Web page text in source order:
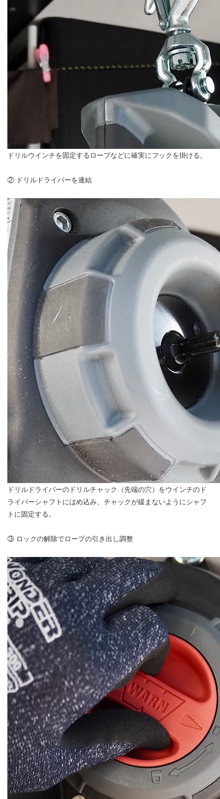
ドリルウインチを固定するロープなどに確実にフックを掛ける。
② ドリルドライバーを連結
ドリルドライバーのドリルチャック（先端の穴）をウインチのド
ライバーシャフトにはめ込み、チャックが緩まないようにシャフ
トに固定する。
③ ロックの解除でロープの引き出し調整